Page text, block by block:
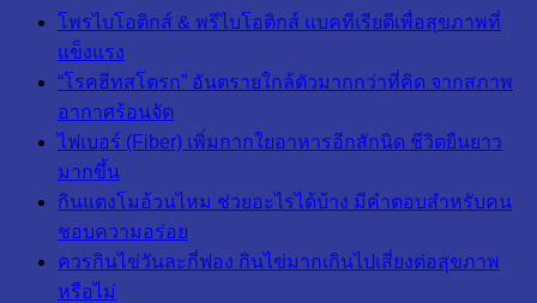
โพรไบโอติกส์ & พรีไบโอติกส์ แบคทีเรียดีเพื่อสุขภาพที่
แข็งแรง
“โรคฮีทสโตรก” อันตรายใกล้ตัวมากกว่าที่คิด จากสภาพ
อากาศร้อนจัด
ไฟเบอร์ (Fiber) เพิ่มกากใยอาหารอีกสักนิด ชีวิตยืนยาว
มากขึ้น
กินแตงโมอ้วนไหม ช่วยอะไรได้บ้าง มีคำตอบสำหรับคน
ชอบความอร่อย
ควรกินไข่วันละกี่ฟอง กินไข่มากเกินไปเสี่ยงต่อสุขภาพ
หรือไม่